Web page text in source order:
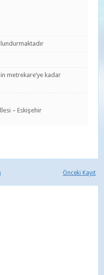
metrekare’ye kadar
– Eskişehir
Önceki Kayıt